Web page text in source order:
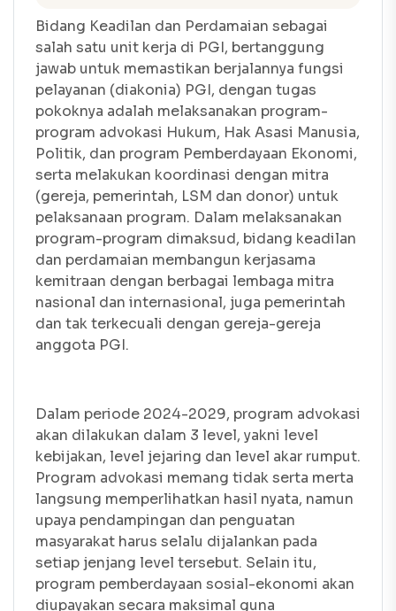
Bidang Keadilan dan Perdamaian sebagai
salah satu unit kerja di PGI, bertanggung
jawab untuk memastikan berjalannya fungsi
pelayanan (diakonia) PGI, dengan tugas
pokoknya adalah melaksanakan program-
program advokasi Hukum, Hak Asasi Manusia,
Politik, dan program Pemberdayaan Ekonomi,
serta melakukan koordinasi dengan mitra
(gereja, pemerintah, LSM dan donor) untuk
pelaksanaan program. Dalam melaksanakan
program-program dimaksud, bidang keadilan
dan perdamaian membangun kerjasama
kemitraan dengan berbagai lembaga mitra
nasional dan internasional, juga pemerintah
dan tak terkecuali dengan gereja-gereja
anggota PGI.
Dalam periode 2024-2029, program advokasi
akan dilakukan dalam 3 level, yakni level
kebijakan, level jejaring dan level akar rumput.
Program advokasi memang tidak serta merta
langsung memperlihatkan hasil nyata, namun
upaya pendampingan dan penguatan
masyarakat harus selalu dijalankan pada
setiap jenjang level tersebut. Selain itu,
program pemberdayaan sosial-ekonomi akan
diupayakan secara maksimal guna